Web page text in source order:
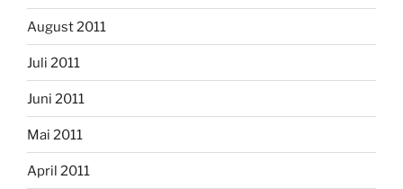
August 2011
Juli 2011
Juni 2011
Mai 2011
April 2011